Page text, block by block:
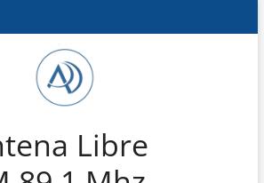
Libre